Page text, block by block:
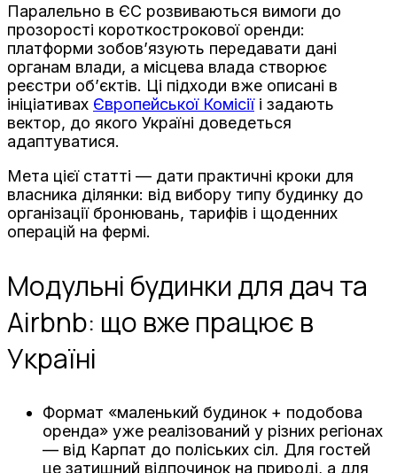
Паралельно в ЄС розвиваються вимоги до
прозорості короткострокової оренди:
платформи зобов’язують передавати дані
органам влади, а місцева влада створює
реєстри об’єктів. Ці підходи вже описані в
ініціативах Європейської Комісіїі задають
вектор, до якого Україні доведеться
адаптуватися.
Мета цієї статті — дати практичні кроки для
власника ділянки: від вибору типу будинку до
організації бронювань, тарифів і щоденних
операцій на фермі.
Модульні будинки для дач та
Airbnb: що вже працює в
Україні
Формат «маленький будинок + подобова
оренда» уже реалізований у різних регіонах
— від Карпат до поліських сіл. Для гостей
це затишний відпочинок на природі, а для